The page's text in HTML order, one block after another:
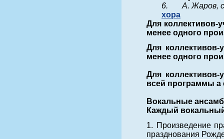
6. А. Жаров,
хора
Для коллективов-
менее одного
Для коллективов-
менее одного
Для коллективов-
всей программы a
Вокальные
Каждый
1. Произведение
празднования